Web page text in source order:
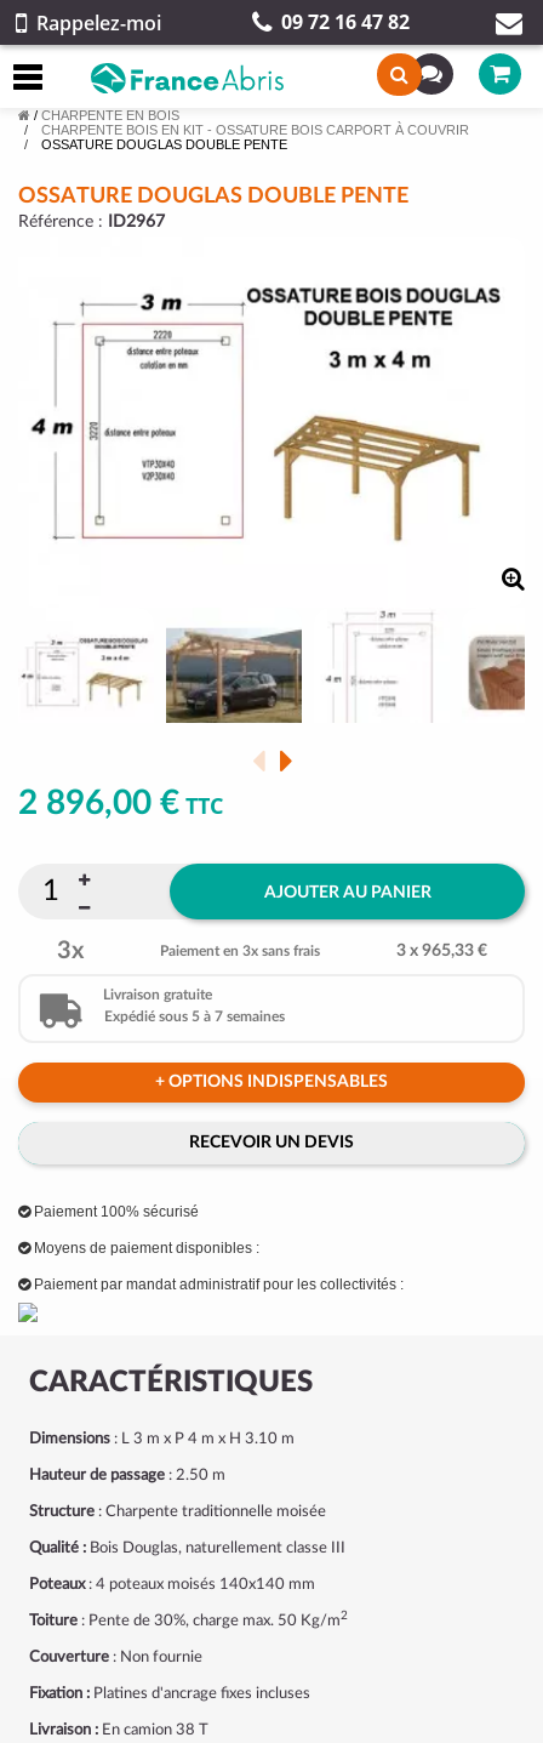
Rappelez-moi 09 72 16 47 82
/ CHARPENTE EN BOIS
CHARPENTE BOIS EN KIT - OSSATURE BOIS CARPORT À COUVRIR
OSSATURE DOUGLAS DOUBLE PENTE
OSSATURE DOUGLAS DOUBLE PENTE
Référence : ID2967
CARACTÉRISTIQUES
Dimensions : L 3 m x P 4 m x H 3.10 m
Hauteur de passage : 2.50 m
Structure : Charpente traditionnelle moisée
Qualité : Bois Douglas, naturellement classe III
Poteaux: 4 poteaux moisés 140x140 mm
Toiture : Pente de 30%, charge max. 50 Kg/m2
Couverture : Non fournie
Fixation : Platines d'ancrage fixes incluses
Livraison : En camion 38 T
2 896,00 € TTC
AJOUTER AU PANIER
3x Paiement en 3x sans frais 3 x 965,33 €
Livraison gratuite
Expédié sous 5 à 7 semaines
+ OPTIONS INDISPENSABLES
RECEVOIR UN DEVIS
Paiement 100% sécurisé
Moyens de paiement disponibles :
Paiement par mandat administratif pour les collectivités :